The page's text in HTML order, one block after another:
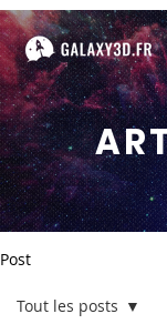
Post
Tout les posts